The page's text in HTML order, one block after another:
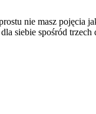
nie masz pojęcia
siebie spośród trzech